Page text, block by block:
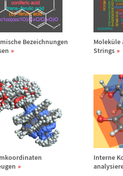
Bezeichnungen
Moleküle
Strings
Interne